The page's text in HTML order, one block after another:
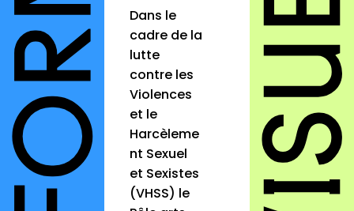
Dans le
cadre de la
lutte
contre les
Violences
et le
Harcèleme
nt Sexuel
et Sexistes
(VHSS) le